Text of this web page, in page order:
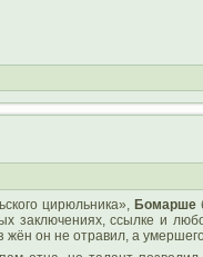
цирюльника», Бомарше
заключениях, ссылке и
жён он не отравил, а